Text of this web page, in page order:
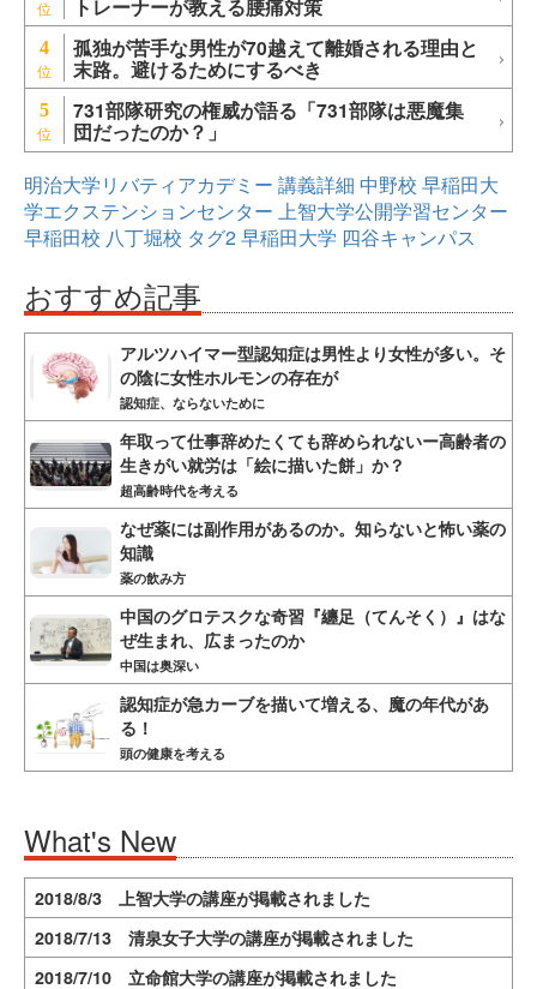
トレーナーが教える腰痛対策
4 孤独が苦手な男性が70越えて離婚される理由と
末路。避けるためにするべき
5 731部隊研究の権威が語る「731部隊は悪魔集
団だったのか？」
明治大学リバティアカデミー 講義詳細 中野校 早稲田大
学エクステンションセンター 上智大学公開学習センター
早稲田校 八丁堀校 タグ2早稲田大学 四谷キャンパス
おすすめ記事
アルツハイマー型認知症は男性より女性が多い。そ
の陰に女性ホルモンの存在が
認知症、ならないために
年取って仕事辞めたくても辞められないー高齢者の
生きがい就労は「絵に描いた餅」か？
超高齢時代を考える
なぜ薬には副作用があるのか。知らないと怖い薬の
知識
薬の飲み方
中国のグロテスクな奇習『纏足（てんそく）』はな
ぜ生まれ、広まったのか
中国は奥深い
認知症が急カーブを描いて増える、魔の年代があ
る！
頭の健康を考える
What's New
2018/8/3 上智大学の講座が掲載されました
2018/7/13 清泉女子大学の講座が掲載されました
2018/7/10 立命館大学の講座が掲載されました